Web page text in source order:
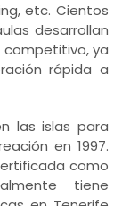
etc. Cientos
desarrollan
ya
rápida a
las islas para
en 1997.
como
tiene